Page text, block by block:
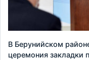
В Берунийском
церемония закладки